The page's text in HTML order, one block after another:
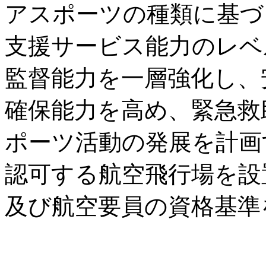
アスポーツの種類に基
支援サービス能力のレ
監督能力を一層強化し
確保能力を高め、緊急
ポーツ活動の発展を計
認可する航空飛行場を
及び航空要員の資格基